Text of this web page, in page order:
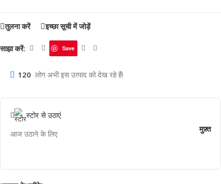
तुलना करें इच्छा सूची में जोड़ें
साझा करें: Save
120 लोग अभी इस उत्पाद को देख रहे हैं!
स्टोर से उठाएं
आज उठाने के लिए मुफ़्त